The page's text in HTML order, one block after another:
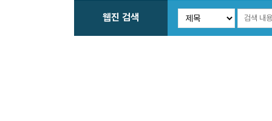
웹진 검색